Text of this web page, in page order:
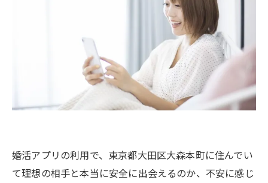
婚活アプリの利用で、東京都大田区大森本町に住んでい
て理想の相手と本当に安全に出会えるのか、不安に感じ